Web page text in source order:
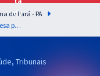
do Pará - PA
Prefeitura de Palestina do Pará - PA - Língua Portuguesa para os Cargos de Nível Superior com os Professores Letícia Bastos e Wagner Sousa
Tribunais